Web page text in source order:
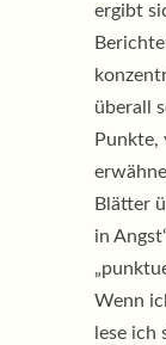
ergibt
überall
Punkte,
Blätter
in
Wenn
lese ich